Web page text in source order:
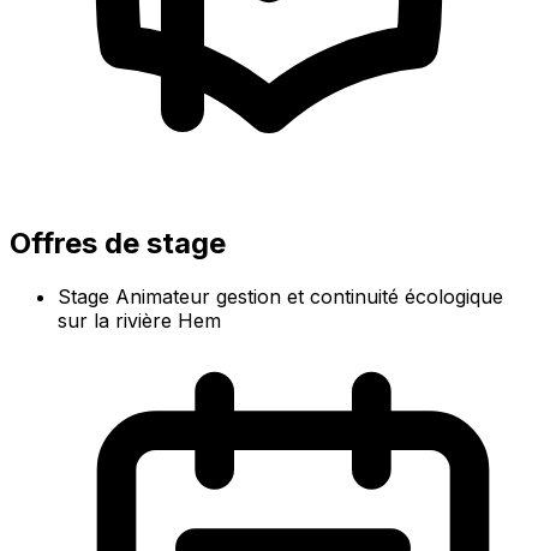
Offres de stage
Stage Animateur gestion et continuité écologique
sur la rivière Hem